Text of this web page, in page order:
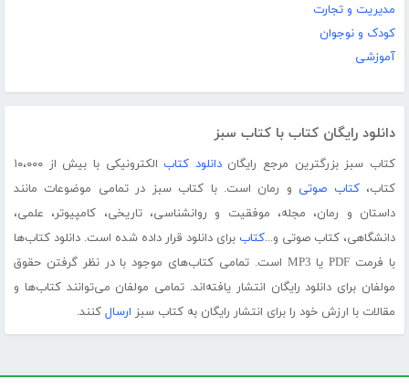
مدیریت و تجارت
کودک و نوجوان
آموزشی
دانلود رایگان کتاب با کتاب سبز
کتاب سبز بزرگترین مرجع رایگاندانلود کتاب
الکترونیکی با بیش از ۱۰،۰۰۰
کتاب،کتاب صوتی و رمان است. با کتاب سبز در تمامی موضوعات مانند
داستان و رمان، مجله، موفقیت و روانشناسی، تاریخی، کامپیوتر، علمی،
دانشگاهی، کتاب صوتی و...کتاب برای دانلود قرار داده شده است. دانلود کتاب‌ها
با فرمت PDF یا MP3 است. تمامی کتاب‌های موجود با در نظر گرفتن حقوق
مولفان برای دانلود رایگان انتشار یافته‌اند. تمامی مولفان می‌توانند کتاب‌ها و
مقالات با ارزش خود را برای انتشار رایگان به کتاب سبز ارسال کنند.